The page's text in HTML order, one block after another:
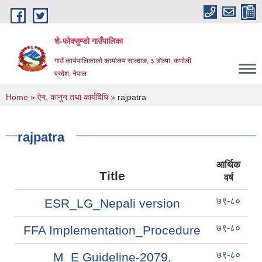
Skip to main content
शे-फोक्सुण्डो गाउँपालिका
गाउँ कार्यपालिकाको कार्यालय साल्दाङ, ३ डोल्पा, कर्णाली
प्रदेश, नेपाल
You are here
Home » ऐन, कानुन तथा कार्यविधि» rajpatra
rajpatra
Title
आर्थिक
वर्ष
ESR_LG_Nepali version ७९-८०
FFA Implementation_Procedure ७९-८०
M_E Guideline-2079, ७९-८०